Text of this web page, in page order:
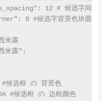
12 # 候选字间隔
0 #候选字背景色块圆角
米露
米露":
选框 の 背景色
#候选框 の 边框颜色